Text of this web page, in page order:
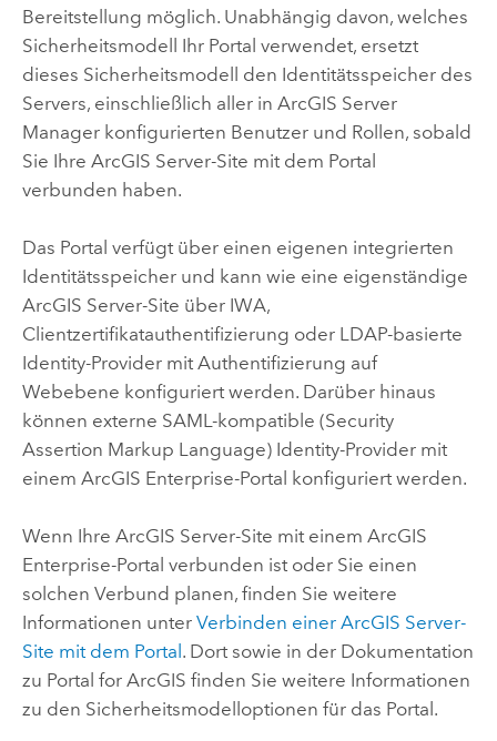
Bereitstellung möglich. Unabhängig davon, welches
Sicherheitsmodell Ihr Portal verwendet, ersetzt
dieses Sicherheitsmodell den Identitätsspeicher des
Servers, einschließlich aller in ArcGIS Server
Manager konfigurierten Benutzer und Rollen, sobald
Sie Ihre ArcGIS Server-Site mit dem Portal
verbunden haben.
Das Portal verfügt über einen eigenen integrierten
Identitätsspeicher und kann wie eine eigenständige
ArcGIS Server-Site über IWA,
Clientzertifikatauthentifizierung oder LDAP-basierte
Identity-Provider mit Authentifizierung auf
Webebene konfiguriert werden. Darüber hinaus
können externe SAML-kompatible (Security
Assertion Markup Language) Identity-Provider mit
einem ArcGIS Enterprise-Portal konfiguriert werden.
Wenn Ihre ArcGIS Server-Site mit einem ArcGIS
Enterprise-Portal verbunden ist oder Sie einen
solchen Verbund planen, finden Sie weitere
Informationen unter Verbinden einer ArcGIS Server-
Site mit dem Portal . Dort sowie in der Dokumentation
zu Portal for ArcGIS finden Sie weitere Informationen
zu den Sicherheitsmodelloptionen für das Portal.